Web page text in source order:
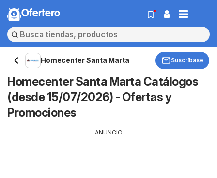
Ofertero
Homecenter Santa Marta Suscríbase
Homecenter Santa Marta Catálogos
(desde 15/07/2026) - Ofertas y
Promociones
ANUNCIO